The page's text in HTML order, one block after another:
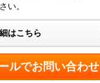
い。
はこちら
ルでお問い合わせ